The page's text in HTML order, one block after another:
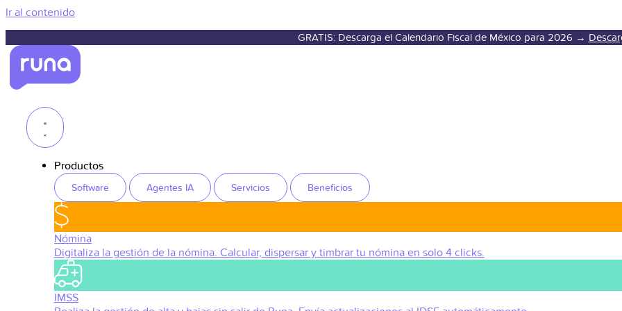
Ir al contenido
GRATIS: Descarga el Calendario Fiscal de México para 2026 →
Productos
Software Agentes IA Servicios Beneficios
Nómina
Digitaliza la gestión de la nómina. Calcular, dispersar y timbrar tu nómina en solo 4 clicks.
IMSS